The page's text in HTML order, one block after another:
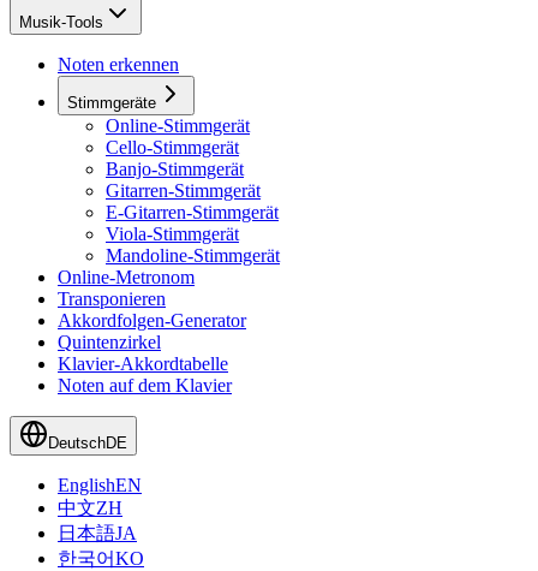
Musik-Tools
Noten erkennen
Stimmgeräte
Online-Stimmgerät
Cello-Stimmgerät
Banjo-Stimmgerät
Gitarren-Stimmgerät
E-Gitarren-Stimmgerät
Viola-Stimmgerät
Mandoline-Stimmgerät
Online-Metronom
Transponieren
Akkordfolgen-Generator
Quintenzirkel
Klavier-Akkordtabelle
Noten auf dem Klavier
DeutschDE
EnglishEN
中文ZH
日本語JA
한국어KO